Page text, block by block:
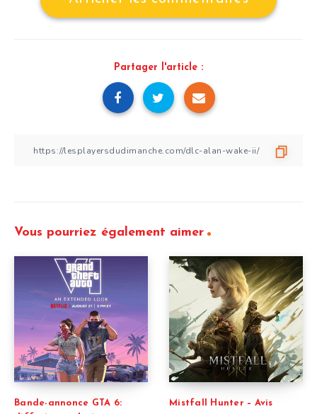
Partager l'article :
Vous pourriez également aimer
Bande-annonce GTA 6:
Mistfall Hunter – Avis